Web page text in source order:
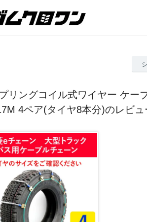
リングコイル式ワイヤー ケー
4ペア(タイヤ8本分)のレビュ